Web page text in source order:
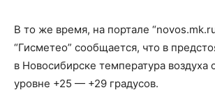
В то же время, на портале
“Гисметео” сообщается, что в
в Новосибирске температура воздуха
уровне +25 — +29 градусов.